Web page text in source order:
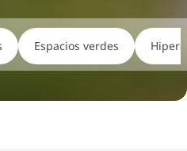
Espacios verdes